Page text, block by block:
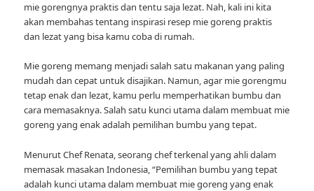
mie gorengnya praktis dan tentu saja lezat. Nah, kali ini kita
akan membahas tentang inspirasi resep mie goreng praktis
dan lezat yang bisa kamu coba di rumah.
Mie goreng memang menjadi salah satu makanan yang paling
mudah dan cepat untuk disajikan. Namun, agar mie gorengmu
tetap enak dan lezat, kamu perlu memperhatikan bumbu dan
cara memasaknya. Salah satu kunci utama dalam membuat mie
goreng yang enak adalah pemilihan bumbu yang tepat.
Menurut Chef Renata, seorang chef terkenal yang ahli dalam
memasak masakan Indonesia, “Pemilihan bumbu yang tepat
adalah kunci utama dalam membuat mie goreng yang enak